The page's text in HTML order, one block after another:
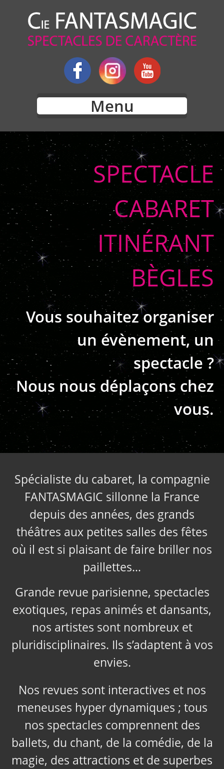
Menu
SPECTACLE
CABARET
ITINÉRANT
BÈGLES
Vous souhaitez organiser
un évènement, un
spectacle ?
Nous nous déplaçons chez
vous.
Spécialiste du cabaret, la compagnie
FANTASMAGIC sillonne la France
depuis des années, des grands
théâtres aux petites salles des fêtes
où il est si plaisant de faire briller nos
paillettes…
Grande revue parisienne, spectacles
exotiques, repas animés et dansants,
nos artistes sont nombreux et
pluridisciplinaires. Ils s’adaptent à vos
envies.
Nos revues sont interactives et nos
meneuses hyper dynamiques ; tous
nos spectacles comprennent des
ballets, du chant, de la comédie, de la
magie, des attractions et de superbes